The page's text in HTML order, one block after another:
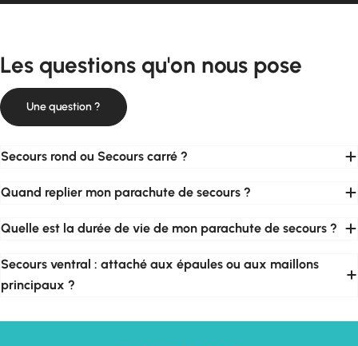
Les questions qu'on nous pose
Une question ?
Secours rond ou Secours carré ?
Quand replier mon parachute de secours ?
Quelle est la durée de vie de mon parachute de secours ?
Secours ventral : attaché aux épaules ou aux maillons
principaux ?